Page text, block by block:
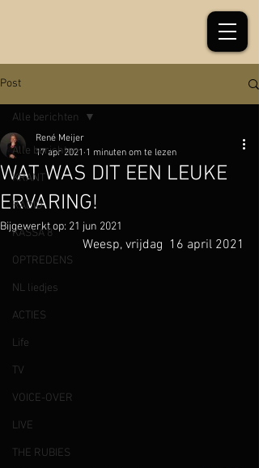
Post
Alle berichten
KRANT
RADIO
KASSA 8
OPTREDENS
NL liedjes
ACTIES
Life
TV
VOICE-OVER
LIVE
THE RUBIES
Alle berichten
WAT WAS DIT EEN LEUKE
ERVARING!
René Meijer
17 apr 2021 1 minuten om te lezen
Bijgewerkt op: 21 jun 2021
Weesp, vrijdag  16 april 2021